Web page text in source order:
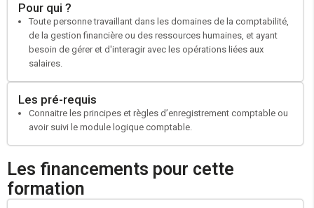
Pour qui ?
Toute personne travaillant dans les domaines de la comptabilité,
de la gestion financière ou des ressources humaines, et ayant
besoin de gérer et d'interagir avec les opérations liées aux
salaires.
Les pré-requis
Connaitre les principes et règles d’enregistrement comptable ou
avoir suivi le module logique comptable.
Les financements pour cette
formation